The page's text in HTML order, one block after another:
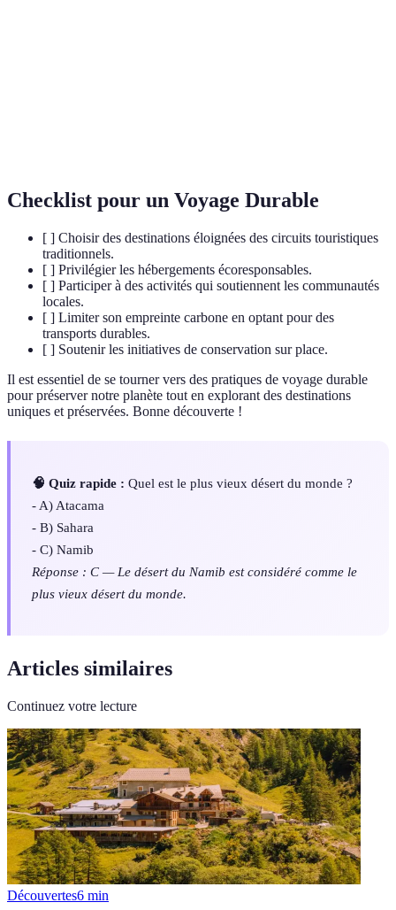
Checklist pour un Voyage Durable
[ ] Choisir des destinations éloignées des circuits touristiques
traditionnels.
[ ] Privilégier les hébergements écoresponsables.
[ ] Participer à des activités qui soutiennent les communautés
locales.
[ ] Limiter son empreinte carbone en optant pour des
transports durables.
[ ] Soutenir les initiatives de conservation sur place.
Il est essentiel de se tourner vers des pratiques de voyage durable
pour préserver notre planète tout en explorant des destinations
uniques et préservées. Bonne découverte !
🧠 Quiz rapide : Quel est le plus vieux désert du monde ?
- A) Atacama
- B) Sahara
- C) Namib
Réponse : C — Le désert du Namib est considéré comme le
plus vieux désert du monde.
Articles similaires
Continuez votre lecture
Découvertes6 min